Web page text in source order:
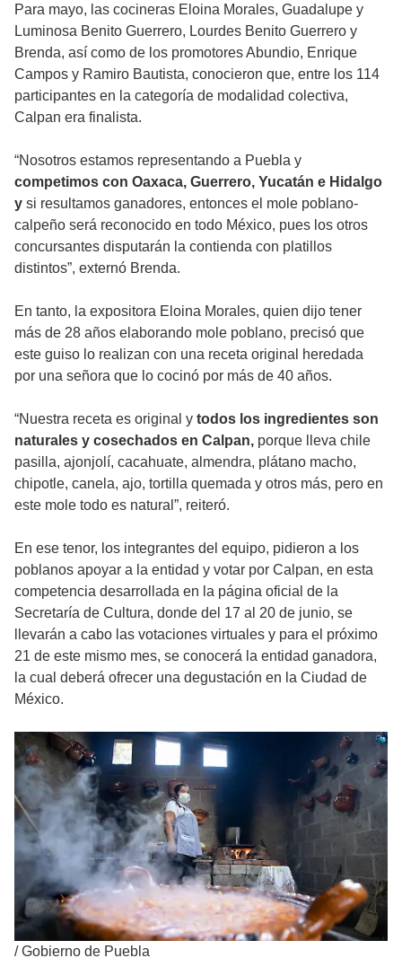
Para mayo, las cocineras Eloina Morales, Guadalupe y
Luminosa Benito Guerrero, Lourdes Benito Guerrero y
Brenda, así como de los promotores Abundio, Enrique
Campos y Ramiro Bautista, conocieron que, entre los 114
participantes en la categoría de modalidad colectiva,
Calpan era finalista.
“Nosotros estamos representando a Puebla y
competimos con Oaxaca, Guerrero, Yucatán e Hidalgo
y si resultamos ganadores, entonces el mole poblano-
calpeño será reconocido en todo México, pues los otros
concursantes disputarán la contienda con platillos
distintos”, externó Brenda.
En tanto, la expositora Eloina Morales, quien dijo tener
más de 28 años elaborando mole poblano, precisó que
este guiso lo realizan con una receta original heredada
por una señora que lo cocinó por más de 40 años.
“Nuestra receta es original y todos los ingredientes son
naturales y cosechados en Calpan, porque lleva chile
pasilla, ajonjolí, cacahuate, almendra, plátano macho,
chipotle, canela, ajo, tortilla quemada y otros más, pero en
este mole todo es natural”, reiteró.
En ese tenor, los integrantes del equipo, pidieron a los
poblanos apoyar a la entidad y votar por Calpan, en esta
competencia desarrollada en la página oficial de la
Secretaría de Cultura, donde del 17 al 20 de junio, se
llevarán a cabo las votaciones virtuales y para el próximo
21 de este mismo mes, se conocerá la entidad ganadora,
la cual deberá ofrecer una degustación en la Ciudad de
México.
/Gobierno de Puebla